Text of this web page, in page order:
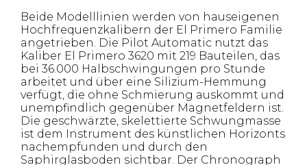
Beide Modelllinien werden von hauseigenen
Hochfrequenzkalibern der El Primero Familie
angetrieben. Die Pilot Automatic nutzt das
Kaliber El Primero 3620 mit 219 Bauteilen, das
bei 36.000 Halbschwingungen pro Stunde
arbeitet und über eine Silizium-Hemmung
verfügt, die ohne Schmierung auskommt und
unempfindlich gegenüber Magnetfeldern ist.
Die geschwärzte, skelettierte Schwungmasse
ist dem Instrument des künstlichen Horizonts
nachempfunden und durch den
Saphirglasboden sichtbar. Der Chronograph